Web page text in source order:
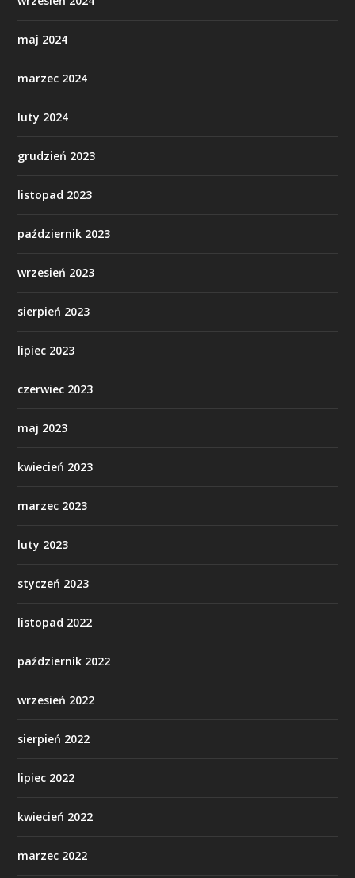
maj 2024
marzec 2024
luty 2024
grudzień 2023
listopad 2023
październik 2023
wrzesień 2023
sierpień 2023
lipiec 2023
czerwiec 2023
maj 2023
kwiecień 2023
marzec 2023
luty 2023
styczeń 2023
listopad 2022
październik 2022
wrzesień 2022
sierpień 2022
lipiec 2022
kwiecień 2022
marzec 2022